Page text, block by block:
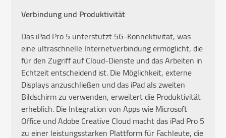
Verbindung und Produktivität
Das iPad Pro 5 unterstützt 5G-Konnektivität, was
eine ultraschnelle Internetverbindung ermöglicht, die
für den Zugriff auf Cloud-Dienste und das Arbeiten in
Echtzeit entscheidend ist. Die Möglichkeit, externe
Displays anzuschließen und das iPad als zweiten
Bildschirm zu verwenden, erweitert die Produktivität
erheblich. Die Integration von Apps wie Microsoft
Office und Adobe Creative Cloud macht das iPad Pro 5
zu einer leistungsstarken Plattform für Fachleute, die